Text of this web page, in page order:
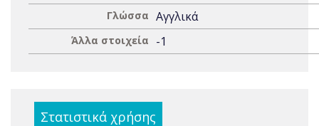
Γλώσσα Αγγλικά
Άλλα στοιχεία -1
Στατιστικά χρήσης